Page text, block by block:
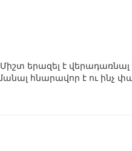
երազել է
հնարավոր է ու